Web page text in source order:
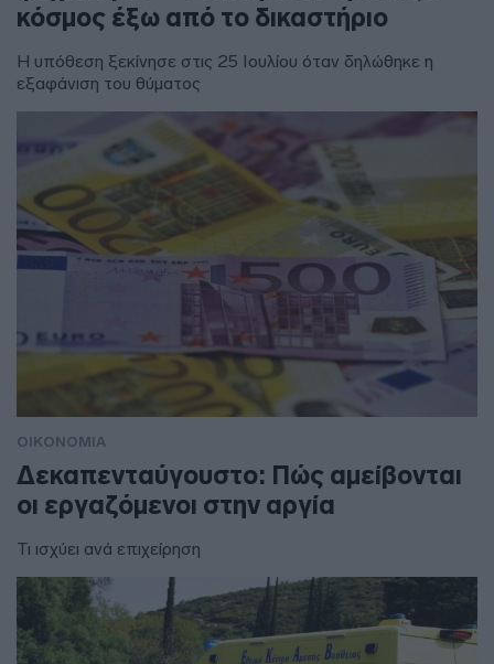
κόσμος έξω από το δικαστήριο
Η υπόθεση ξεκίνησε στις 25 Ιουλίου όταν δηλώθηκε η
εξαφάνιση του θύματος
ΟΙΚΟΝΟΜΙΑ
Δεκαπενταύγουστο: Πώς αμείβονται
οι εργαζόμενοι στην αργία
Τι ισχύει ανά επιχείρηση